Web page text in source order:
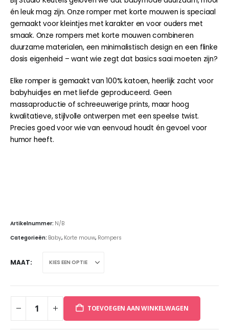
én leuk mag zijn. Onze romper met korte mouwen is speciaal
gemaakt voor kleintjes met karakter en voor ouders met
smaak. Onze rompers met korte mouwen combineren
duurzame materialen, een minimalistisch design en een flinke
dosis eigenheid – want wie zegt dat basics saai moeten zijn?
Elke romper is gemaakt van 100% katoen, heerlijk zacht voor
babyhuidjes en met liefde geproduceerd. Geen
massaproductie of schreeuwerige prints, maar hoog
kwalitatieve, stijlvolle ontwerpen met een speelse twist.
Precies goed voor wie van eenvoud houdt én gevoel voor
humor heeft.
Artikelnummer: N/B
Categorieën: Baby, Korte mouw, Rompers
MAAT
TOEVOEGEN AAN WINKELWAGEN